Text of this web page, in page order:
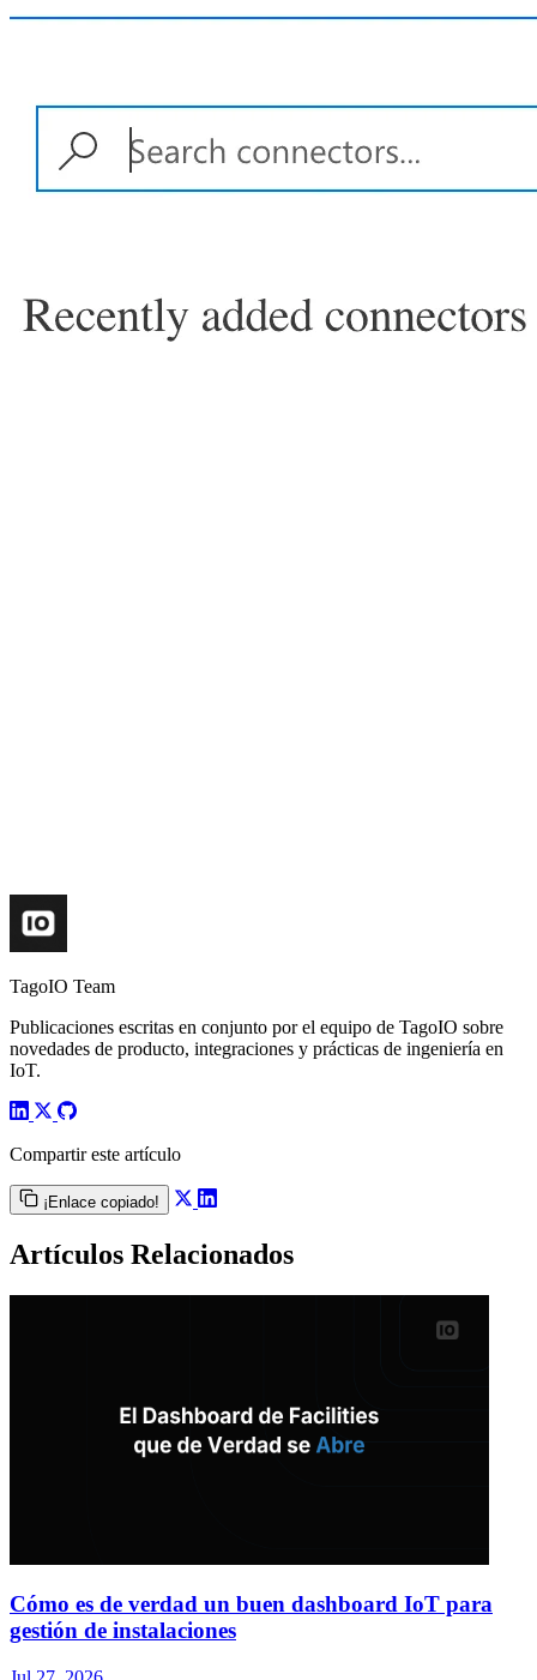
TagoIO Team
Publicaciones escritas en conjunto por el equipo de TagoIO sobre
novedades de producto, integraciones y prácticas de ingeniería en
IoT.
Compartir este artículo
¡Enlace copiado!
Artículos Relacionados
Cómo es de verdad un buen dashboard IoT para
gestión de instalaciones